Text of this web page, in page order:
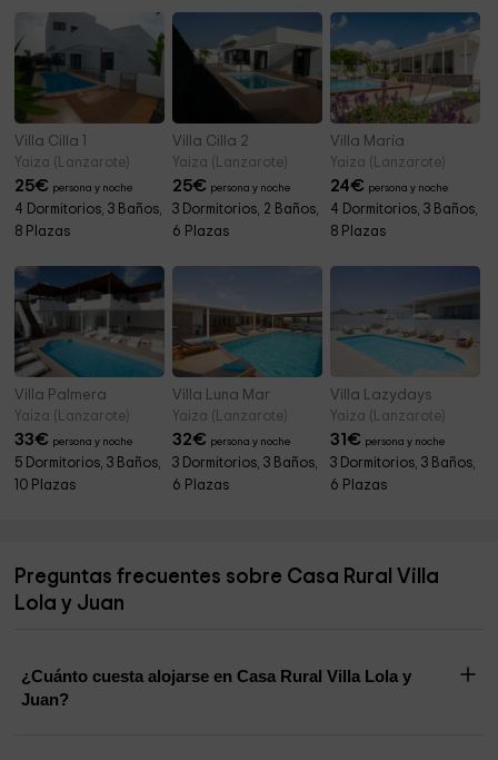
Villa Cilla 1
Yaiza (Lanzarote)
25€ persona y noche
4 Dormitorios, 3 Baños,
8 Plazas
Villa Cilla 2
Yaiza (Lanzarote)
25€ persona y noche
3 Dormitorios, 2 Baños,
6 Plazas
Villa María
Yaiza (Lanzarote)
24€ persona y noche
4 Dormitorios, 3 Baños,
8 Plazas
Villa Palmera
Yaiza (Lanzarote)
33€ persona y noche
5 Dormitorios, 3 Baños,
10 Plazas
Villa Luna Mar
Yaiza (Lanzarote)
32€ persona y noche
3 Dormitorios, 3 Baños,
6 Plazas
Villa Lazydays
Yaiza (Lanzarote)
31€ persona y noche
3 Dormitorios, 3 Baños,
6 Plazas
Preguntas frecuentes sobre Casa Rural Villa
Lola y Juan
¿Cuánto cuesta alojarse en Casa Rural Villa Lola y
Juan?